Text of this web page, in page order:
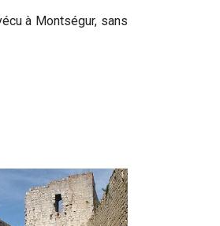
à Montségur, sans